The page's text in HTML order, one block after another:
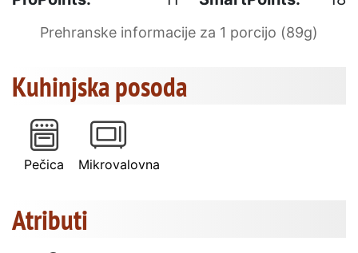
Prehranske informacije za 1 porcijo (89g)
Kuhinjska posoda
Pečica Mikrovalovna
Atributi